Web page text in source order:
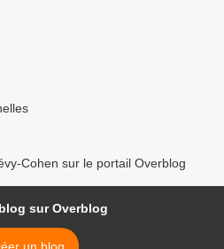
Cohen sur le portail Overblog
sur Overblog